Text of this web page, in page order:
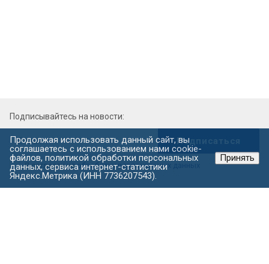
Подписывайтесь на новости:
Я согласен наобработку персональных данных
Продолжая использовать данный сайт, вы
соглашаетесь с использованием нами cookie-
файлов, политикой обработки персональных
данных, сервиса интернет-статистики
Яндекс.Метрика (ИНН 7736207543).
Принять